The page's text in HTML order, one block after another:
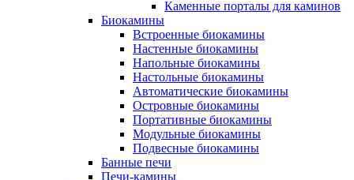
Каменные порталы для каминов
Биокамины
Встроенные биокамины
Настенные биокамины
Напольные биокамины
Настольные биокамины
Автоматические биокамины
Островные биокамины
Портативные биокамины
Модульные биокамины
Подвесные биокамины
Банные печи
Печи-камины